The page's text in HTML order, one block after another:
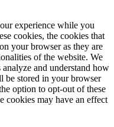
experience while you
cookies, the cookies that
your browser as they are
of the website. We
and understand how
be stored in your browser
option to opt-out of these
cookies may have an effect